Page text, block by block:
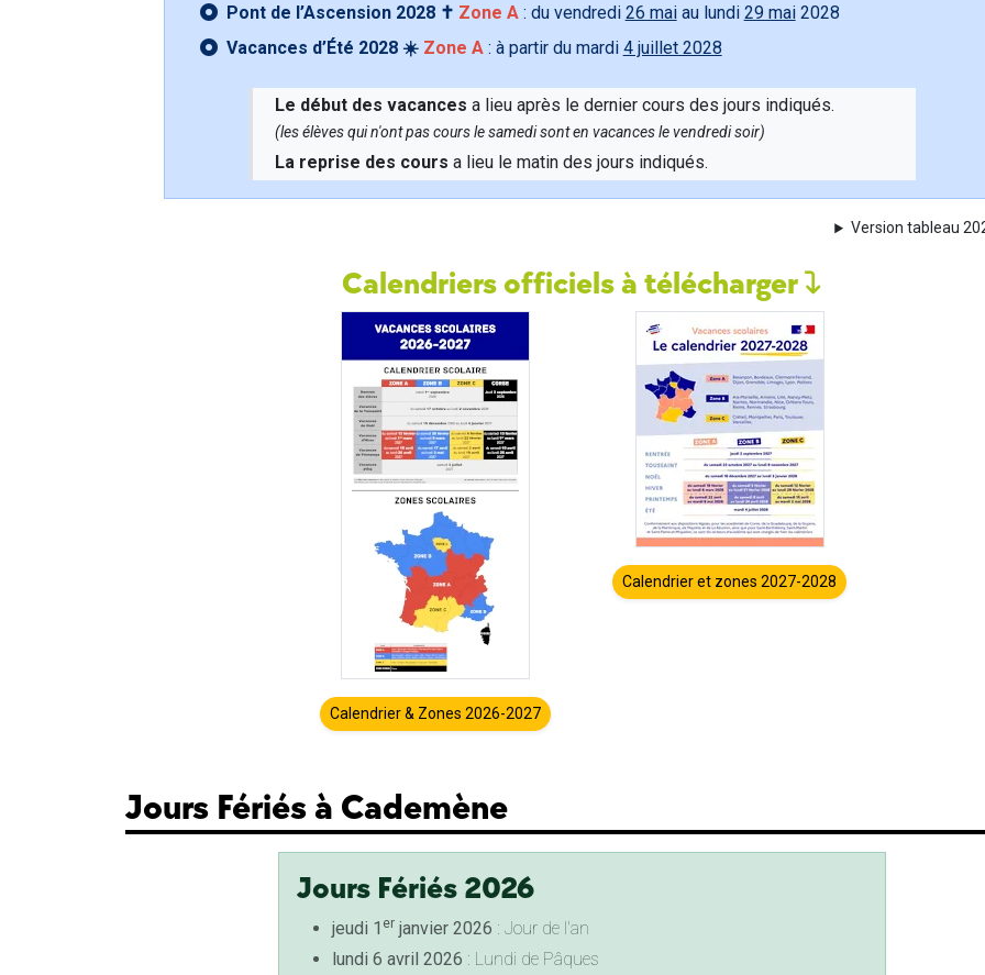
Pont de l’Ascension 2028 ✝️ Zone A: du vendredi 26 maiau lundi 29 mai2028
Vacances d’Été 2028 ☀️ Zone A: à partir du mardi 4 juillet 2028
Le début des vacances a lieu après le dernier cours des jours indiqués.
(les élèves qui n'ont pas cours le samedi sont en vacances le vendredi soir)
La reprise des cours a lieu le matin des jours indiqués.
Version tableau
Calendriers officiels à télécharger
Calendrier & Zones 2026-2027
Calendrier et zones 2027-2028
Jours Fériés à Cademène
Jours Fériés 2026
jeudi 1 erjanvier 2026 : Jour de l'an
lundi 6 avril 2026 : Lundi de Pâques